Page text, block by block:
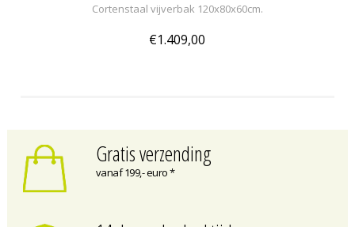
Cortenstaal vijverbak 120x80x60cm.
€1.409,00
Gratis verzending
vanaf 199,- euro *